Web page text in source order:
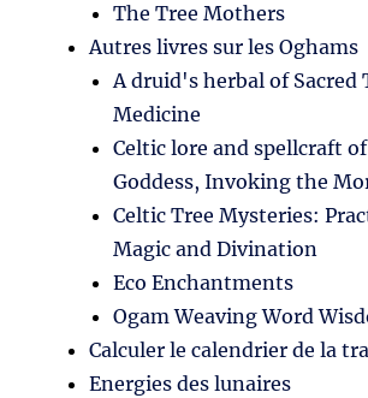
The Tree Mothers
Autres livres sur les Oghams
A druid's herbal of Sacred
Medicine
Celtic lore and spellcraft
Goddess, Invoking the
Celtic Tree Mysteries:
Magic and Divination
Eco Enchantments
Ogam Weaving Word
Calculer le calendrier de la
Energies des lunaires